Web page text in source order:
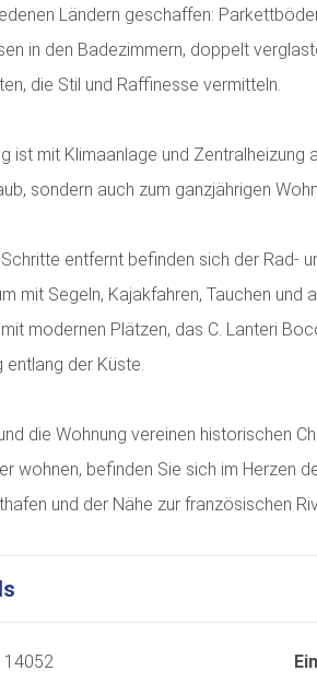
Ländern geschaffen:
in den Badezimmern, doppelt
die Stil und Raffinesse vermitteln.
ist mit Klimaanlage und
sondern auch zum ganzjährigen
entfernt befinden sich der Rad-
mit Segeln, Kajakfahren, Tauchen
mit modernen Plätzen, das C. Lanteri
entlang der Küste.
die Wohnung vereinen historischen
wohnen, befinden Sie sich im Herzen
und der Nähe zur französischen
14052